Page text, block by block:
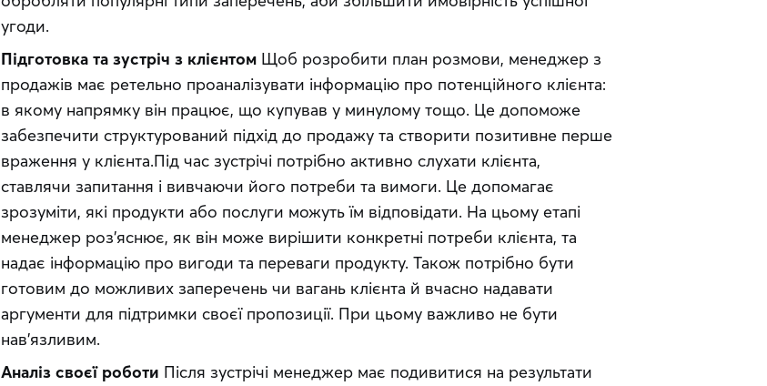
угоди.
Підготовка та зустріч з клієнтом Щоб розробити план розмови, менеджер з
продажів має ретельно проаналізувати інформацію про потенційного клієнта:
в якому напрямку він працює, що купував у минулому тощо. Це допоможе
забезпечити структурований підхід до продажу та створити позитивне перше
враження у клієнта.Під час зустрічі потрібно активно слухати клієнта,
ставлячи запитання і вивчаючи його потреби та вимоги. Це допомагає
зрозуміти, які продукти або послуги можуть їм відповідати. На цьому етапі
менеджер роз’яснює, як він може вирішити конкретні потреби клієнта, та
надає інформацію про вигоди та переваги продукту. Також потрібно бути
готовим до можливих заперечень чи вагань клієнта й вчасно надавати
аргументи для підтримки своєї пропозиції. При цьому важливо не бути
нав’язливим.
Аналіз своєї роботи Після зустрічі менеджер має подивитися на результати